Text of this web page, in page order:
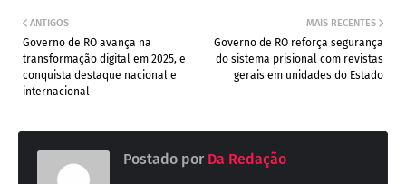
MAIS RECENTES
Governo de RO reforça segurança
do sistema prisional com revistas
gerais em unidades do Estado
ANTIGOS
Governo de RO avança na
transformação digital em 2025, e
conquista destaque nacional e
internacional
Postado por Da Redação